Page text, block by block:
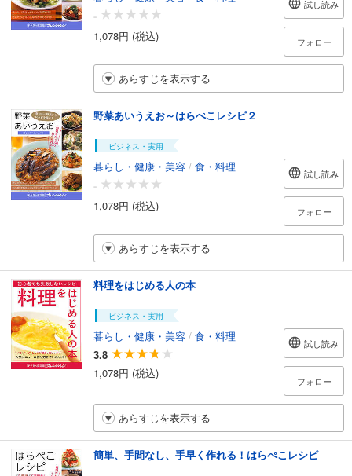
-
1,078円 (税込)
試し読み
フォロー
あらすじを表示する
野菜あいうえお～はらぺこレシピ２
ビジネス・実用
暮らし・健康・美容 / 食・料理
-
1,078円 (税込)
試し読み
フォロー
あらすじを表示する
料理をはじめる人の本
ビジネス・実用
暮らし・健康・美容 / 食・料理
3.8
1,078円 (税込)
試し読み
フォロー
あらすじを表示する
簡単、手間なし、手早く作れる！はらぺこレシピ